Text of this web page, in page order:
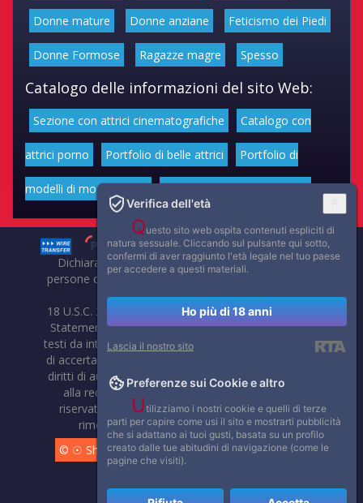
Donne mature Donne anziane Feticismo dei Piedi
Donne Formose Ragazze magre Spesso
Catalogo delle informazioni del sito Web:
Sezione con attrici cinematografiche Catalogo con
attrici porno Portfolio di belle attrici Portfolio di
modelli di moda volgari Affascinanti star dello sport
Dichiarazione di non responsabilità: tutti i membri e le
persone che compaiono su questo sito hanno almeno 18
anni.
18 U.S.C. 2257 Record-Keeping Requirements Compliance
Statement. Affaritaliani, prima di pubblicare foto, video o
testi da internet, compie tutte le opportune verifiche al fine
di accertarne il libero regime di circolazione e non violare i
diritti di autore o altri diritti esclusivi di terzi. Per segnalare
alla redazione eventuali errori nell'uso del materiale
riservato, scriveteci: provvederemo prontamente alla
rimozione del materiale lesivo di diritti di terzi.
© ☉ Show di Sesso VivoCam. 2014 - 2026. Tutti i diritti
Verifica dell'età
Questo sito web ospita contenuti espliciti di
natura sessuale. Cliccando sul pulsante qui sotto,
confermi di aver raggiunto l'età legale nel tuo paese
per accedere a questi materiali.
Ho più di 18 anni
Lascia il nostro sito
Preferenze sui Cookie e altro
Utilizziamo i nostri cookie e quelli di terze
parti per capire come usi il sito e mostrarti pubblicità
che si adattano ai tuoi gusti, basata su un profilo
creato dalle tue abitudini di navigazione (come le
pagine che visiti).